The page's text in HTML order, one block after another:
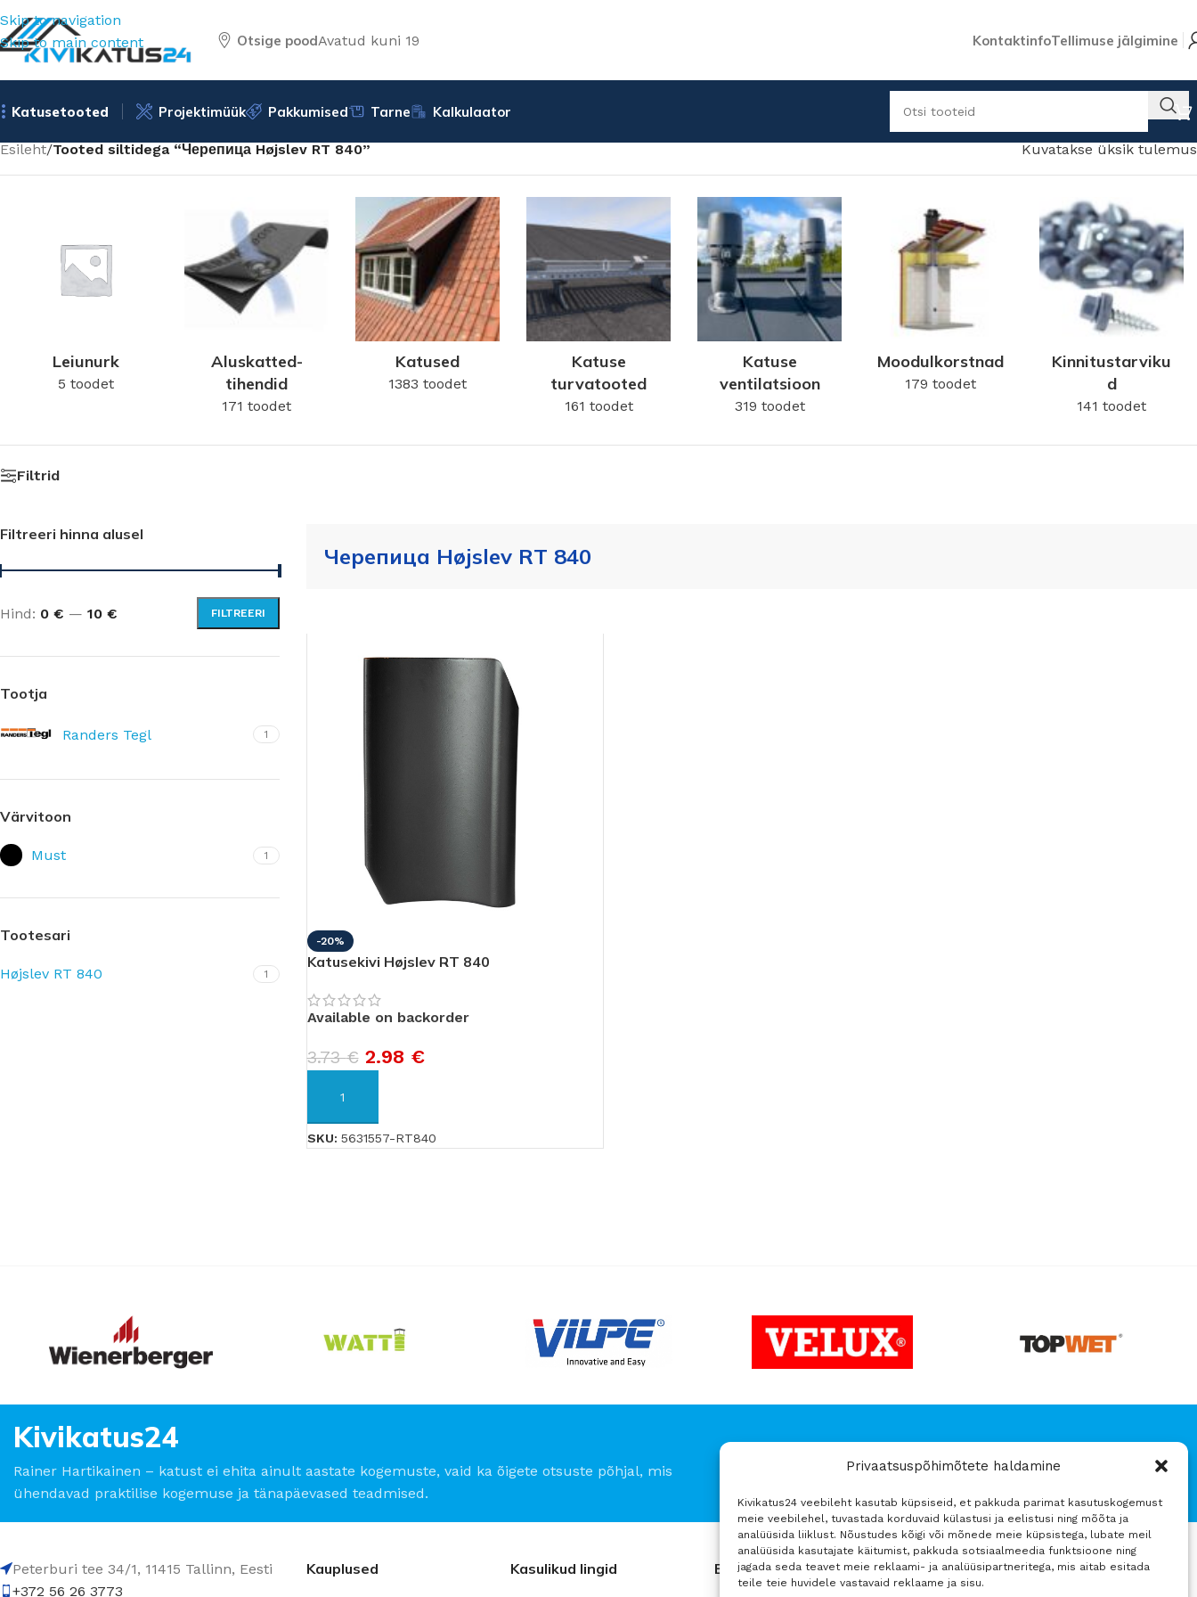
Privaatsuspõhimõtete haldamine
Kivikatus24 veebileht kasutab küpsiseid, et pakkuda parimat kasutuskogemust
meie veebilehel, tuvastada korduvaid külastusi ja eelistusi ning mõõta ja
analüüsida liiklust. Nõustudes kõigi või mõnede meie küpsistega, lubate meil
analüüsida kasutajate käitumist, pakkuda sotsiaalmeedia funktsioone ning
jagada seda teavet meie reklaami- ja analüüsipartneritega, mis aitab esitada
teile teie huvidele vastavaid reklaame ja sisu.
Skip to navigation
Skip to main content
Otsige poodAvatud kuni 19 KontaktinfoTellimuse jälgimine
Katusetooted
ALUSKATTEKILED
Bituumen aluskate
Päikesepaneeli aluskate
Tuuletõkkekangas
LÄBIVIIGUTIHENDID
TIHENDID
Harjatihend
Neeluplekitihend
Korstnatihend
Heliisolatsioon
KATUSE KAITSE
Tuulutusroov
Ventileeriv lint
KATUSEHOOLDUS
Kivikatuse värv
Projektimüük Pakkumised Tarne Kalkulaator
Esileht/Tooted siltidega “Черепица Højslev RT 840” Kuvatakse üksik tulemus
Leiunurk
5 toodet
Aluskatted-
tihendid
171 toodet
Katused
1383 toodet
Katuse
turvatooted
161 toodet
Katuse
ventilatsioon
319 toodet
Moodulkorstnad
179 toodet
Kinnitustarviku
d
141 toodet
Filtrid
Filtreeri hinna alusel
FILTREERI
Hind: 0 € — 10 €
Tootja
Randers Tegl 1
Värvitoon
Must 1
Tootesari
Højslev RT 840 1
Черепица Højslev RT 840
-20%
Katusekivi Højslev RT 840
Available on backorder
3.73€ 2.98 €
LISA KORVI
SKU: 5631557-RT840
Kivikatus24
Rainer Hartikainen – katust ei ehita ainult aastate kogemuste, vaid ka õigete otsuste põhjal, mis
ühendavad praktilise kogemuse ja tänapäevased teadmised.
Peterburi tee 34/1, 11415 Tallinn, Eesti
+372 56 26 3773
Kauplused Kasulikud lingid Ettevõte Sosiaalinen media